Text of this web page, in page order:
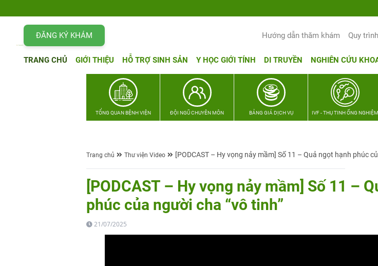
ĐĂNG KÝ KHÁM Hướng dẫn thăm khám Quy
TRANG CHỦ GIỚI THIỆU HỖ TRỢ SINH SẢN Y HỌC GIỚI TÍNH DI TRUYỀN NGHIÊN CỨU
TỔNG QUAN BỆNH VIỆN ĐỘI NGŨ CHUYÊN MÔN BẢNG GIÁ DỊCH VỤ IVF - THỤ TINH ỐNG NGHIỆM
Trang chủ Thư viện Video [PODCAST – Hy vọng nảy mầm] Số 11 – Quả ngọt hạnh phúc
[PODCAST – Hy vọng nảy mầm] Số 11 –
phúc của người cha “vô tinh”
21/07/2025